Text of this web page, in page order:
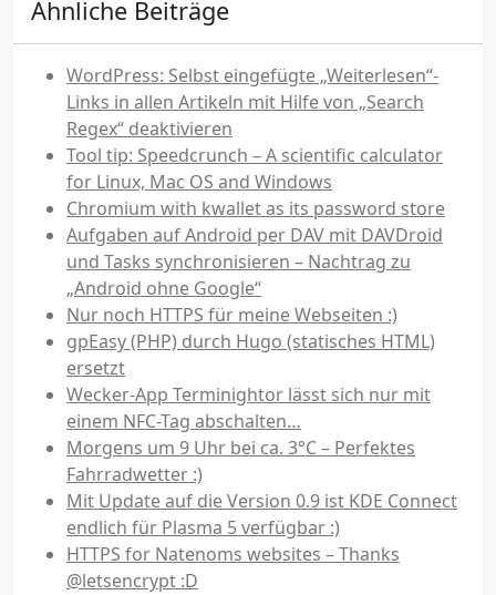
Ähnliche Beiträge
WordPress: Selbst eingefügte „Weiterlesen“-
Links in allen Artikeln mit Hilfe von „Search
Regex“ deaktivieren
Tool tip: Speedcrunch – A scientific calculator
for Linux, Mac OS and Windows
Chromium with kwallet as its password store
Aufgaben auf Android per DAV mit DAVDroid
und Tasks synchronisieren – Nachtrag zu
„Android ohne Google“
Nur noch HTTPS für meine Webseiten :)
gpEasy (PHP) durch Hugo (statisches HTML)
ersetzt
Wecker-App Terminightor lässt sich nur mit
einem NFC-Tag abschalten…
Morgens um 9 Uhr bei ca. 3°C – Perfektes
Fahrradwetter :)
Mit Update auf die Version 0.9 ist KDE Connect
endlich für Plasma 5 verfügbar :)
HTTPS for Natenoms websites – Thanks
@letsencrypt :D